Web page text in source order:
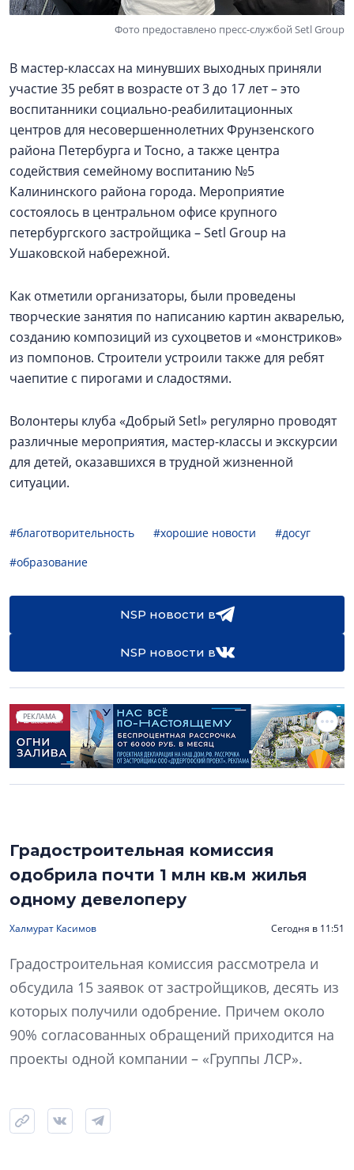
Фото предоставлено пресс-службой Setl Group
В мастер-классах на минувших выходных приняли
участие 35 ребят в возрасте от 3 до 17 лет – это
воспитанники социально-реабилитационных
центров для несовершеннолетних Фрунзенского
района Петербурга и Тосно, а также центра
содействия семейному воспитанию №5
Калининского района города. Мероприятие
состоялось в центральном офисе крупного
петербургского застройщика – Setl Group на
Ушаковской набережной.
Как отметили организаторы, были проведены
творческие занятия по написанию картин акварелью,
созданию композиций из сухоцветов и «монстриков»
из помпонов. Строители устроили также для ребят
чаепитие с пирогами и сладостями.
Волонтеры клуба «Добрый Setl» регулярно проводят
различные мероприятия, мастер-классы и экскурсии
для детей, оказавшихся в трудной жизненной
ситуации.
#благотворительность #хорошие новости
#досуг
#образование
NSP новости в
NSP новости в
РЕКЛАМА
Градостроительная комиссия
одобрила почти 1 млн кв.м жилья
одному девелоперу
Халмурат Касимов Сегодня в 11:51
Градостроительная комиссия рассмотрела и
обсудила 15 заявок от застройщиков, десять из
которых получили одобрение. Причем около
90% согласованных обращений приходится на
проекты одной компании – «Группы ЛСР».